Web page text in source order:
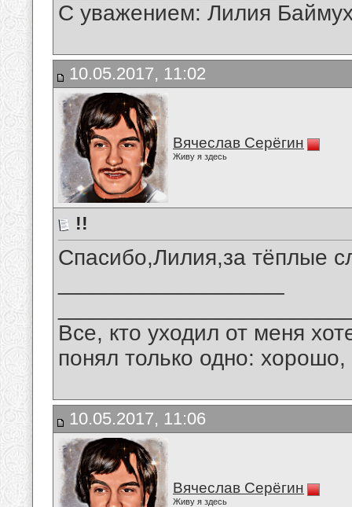
С уважением: Лилия
10.05.2017, 11:02
Вячеслав Серёгин
Живу я здесь
!!
Спасибо,Лилия,за тёплые
Все, кто уходил от меня
понял только одно:
10.05.2017, 11:06
Вячеслав Серёгин
Живу я здесь